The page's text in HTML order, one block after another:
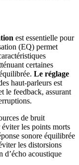
est essentielle pour
(EQ) permet
certaines
Le réglage
haut-parleurs est
le feedback, assurant
de bruit
les points morts
sonore équilibrée
les distorsions
d’écho acoustique